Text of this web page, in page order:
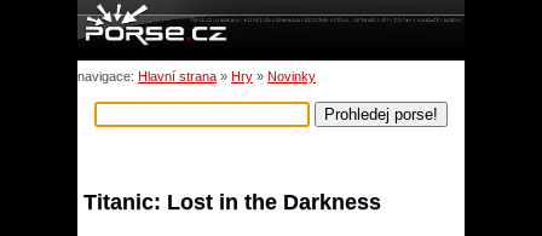
navigace: Hlavní strana » Hry » Novinky
Titanic: Lost in the Darkness